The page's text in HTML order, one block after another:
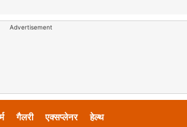
Advertisement
गैलरी एक्सप्लेनर हेल्थ